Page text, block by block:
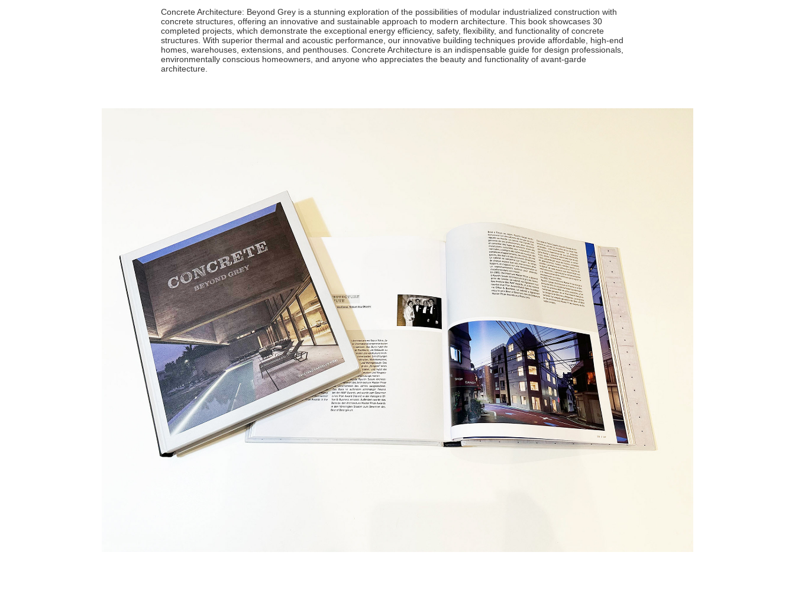
Concrete Architecture: Beyond Grey is a stunning exploration of the possibilities of modular industrialized construction with
concrete structures, offering an innovative and sustainable approach to modern architecture. This book showcases 30
completed projects, which demonstrate the exceptional energy efficiency, safety, flexibility, and functionality of concrete
structures. With superior thermal and acoustic performance, our innovative building techniques provide affordable, high-end
homes, warehouses, extensions, and penthouses. Concrete Architecture is an indispensable guide for design professionals,
environmentally conscious homeowners, and anyone who appreciates the beauty and functionality of avant-garde
architecture.